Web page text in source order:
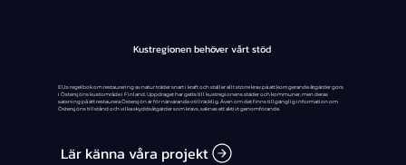
Kustregionen behöver vårt stöd
EU:s regelbok om restaurering av natur träder snart i kraft och ställer allt större krav på att korrigerande åtgärder görs
i Östersjöns kustområde i Finland. Uppdraget har getts till kustregionens städer och kommuner, men deras
satsning på att restaurera Östersjön är för närvarande otillräcklig. Även om det finns tillgänglig information om
Östersjöns tillstånd och vilka skyddsåtgärder som krävs, saknas ett aktivt genomförande.
Lär känna våra projekt